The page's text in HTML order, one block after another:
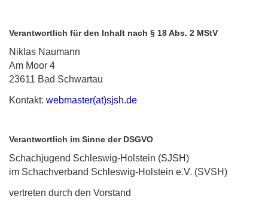
Verantwortlich für den Inhalt nach § 18 Abs. 2 MStV
Niklas Naumann
Am Moor 4
23611 Bad Schwartau
Kontakt: webmaster(at)sjsh.de
Verantwortlich im Sinne der DSGVO
Schachjugend Schleswig-Holstein (SJSH)
im Schachverband Schleswig-Holstein e.V. (SVSH)
vertreten durch den Vorstand